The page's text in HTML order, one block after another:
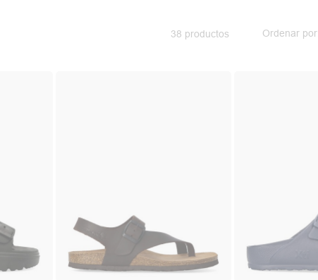
38 productos Ordenar